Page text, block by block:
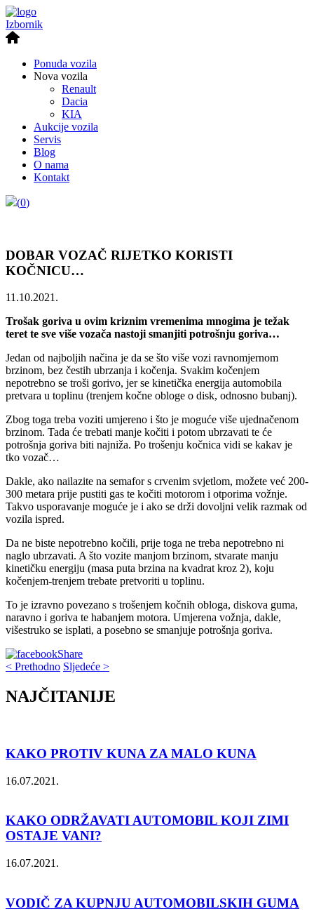
Izbornik
Ponuda vozila
Nova vozila
Renault
Dacia
KIA
Aukcije vozila
Servis
Blog
O nama
Kontakt
(0)
DOBAR VOZAČ RIJETKO KORISTI
KOČNICU…
11.10.2021.
Trošak goriva u ovim kriznim vremenima mnogima je težak
teret te sve više vozača nastoji smanjiti potrošnju goriva…
Jedan od najboljih načina je da se što više vozi ravnomjernom
brzinom, bez čestih ubrzanja i kočenja. Svakim kočenjem
nepotrebno se troši gorivo, jer se kinetička energija automobila
pretvara u toplinu (trenjem kočne obloge o disk, odnosno bubanj).
Zbog toga treba voziti umjereno i što je moguće više ujednačenom
brzinom. Tada će trebati manje kočiti i potom ubrzavati te će
potrošnja goriva biti najniža. Po trošenju kočnica vidi se kakav je
tko vozač…
Dakle, ako nailazite na semafor s crvenim svjetlom, možete već 200-
300 metara prije pustiti gas te kočiti motorom i otporima vožnje.
Takvo usporavanje moguće je i ako se drži dovoljni velik razmak od
vozila ispred.
Da ne biste nepotrebno kočili, prije toga ne treba nepotrebno ni
naglo ubrzavati. A što vozite manjom brzinom, stvarate manju
kinetičku energiju (masa puta brzina na kvadrat kroz 2), koju
kočenjem-trenjem trebate pretvoriti u toplinu.
To je izravno povezano s trošenjem kočnih obloga, diskova guma,
naravno i goriva te habanjem motora. Umjerena vožnja, dakle,
višestruko se isplati, a posebno se smanjuje potrošnja goriva.
Share
< Prethodno Sljedeće >
NAJČITANIJE
KAKO PROTIV KUNA ZA MALO KUNA
16.07.2021.
KAKO ODRŽAVATI AUTOMOBIL KOJI ZIMI
OSTAJE VANI?
16.07.2021.
VODIČ ZA KUPNJU AUTOMOBILSKIH GUMA